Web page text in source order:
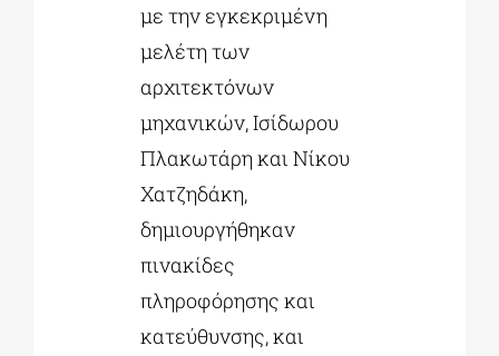
με την εγκεκριμένη
μελέτη των
αρχιτεκτόνων
μηχανικών, Ισίδωρου
Πλακωτάρη και Νίκου
Χατζηδάκη,
δημιουργήθηκαν
πινακίδες
πληροφόρησης και
κατεύθυνσης, και